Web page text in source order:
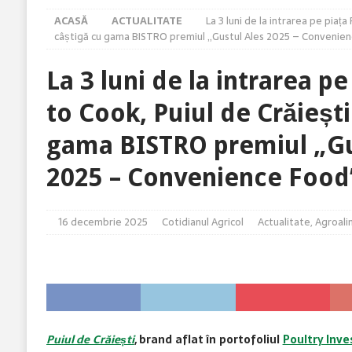
[ 9 august 2026 ]
Agricultura nu poate fi privită ca
[ 8 august 2026 ] Legea Biodiversității între miza
ACTUALITATE
ACASĂ ACTUALITATE
La 3 luni de la intrarea pe
câștigă cu gama BISTRO premiul „Gustul Ales 2025 –
La 3 luni de la intrarea
to Cook, Puiul de
gama BISTRO premiul
2025 – Convenience
16 decembrie 2025 Cotidianul Agricol Actualitate,
Puiul de Crăiești, brand aflat în portofoliul Poultry